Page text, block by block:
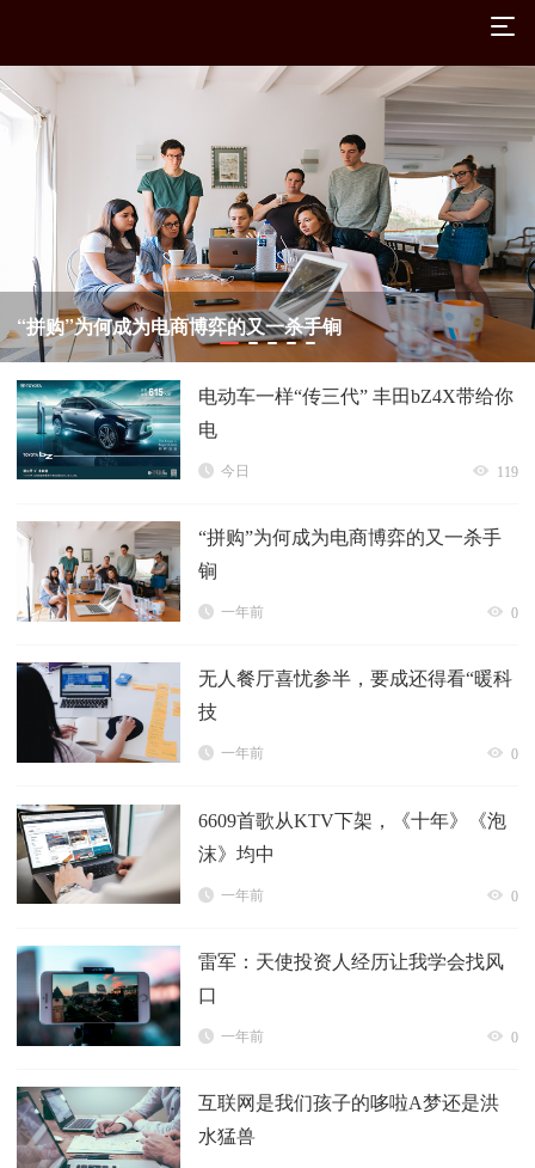
“拼购”为何成为电商博弈的又一杀手锏
电动车一样“传三代” 丰田bZ4X带给你
电
今日 119
“拼购”为何成为电商博弈的又一杀手
锏
一年前 0
无人餐厅喜忧参半，要成还得看“暖科
技
一年前 0
6609首歌从KTV下架，《十年》《泡
沫》均中
一年前 0
雷军：天使投资人经历让我学会找风
口
一年前 0
互联网是我们孩子的哆啦A梦还是洪
水猛兽